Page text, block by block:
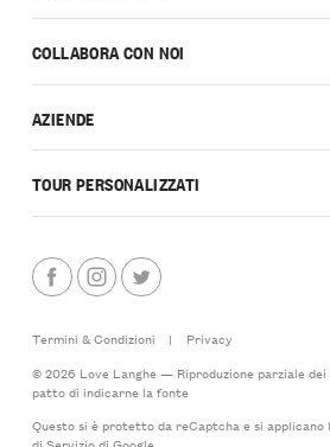
COLLABORA CON NOI
AZIENDE
TOUR PERSONALIZZATI
Termini & Condizioni |
Privacy
© 2026 Love Langhe — Riproduzione parziale
patto di indicarne la fonte
Questo si è protetto da reCaptcha e si applicano